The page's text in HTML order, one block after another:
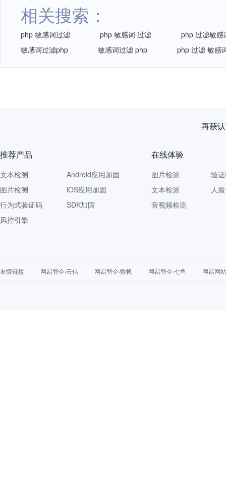
相关搜索：
php 敏感词过滤 php 敏感词 过滤
php 过滤敏感
敏感词过滤php
敏感词过滤 php php 过滤 敏感
再获
推荐产品
文本检测
图片检测
行为式验证码
风控引擎
Android应用加固
iOS应用加固
SDK加固
在线体验
图片检测
文本检测
音视频检测
验
人
友情链接 网易智企·云信 网易智企·数帆 网易智企·七鱼 网易网